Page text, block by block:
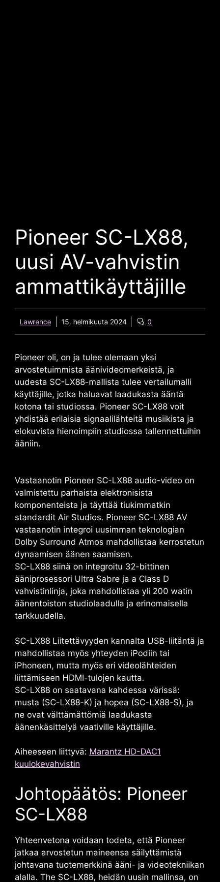
Pioneer SC-LX88,
uusi AV-vahvistin
ammattikäyttäjille
Lawrence 15. helmikuuta 2024 0
Pioneer oli, on ja tulee olemaan yksi
arvostetuimmista äänivideomerkeistä, ja
uudesta SC-LX88-mallista tulee vertailumalli
käyttäjille, jotka haluavat laadukasta ääntä
kotona tai studiossa. Pioneer SC-LX88 voit
yhdistää erilaisia ​​signaalilähteitä musiikista ja
elokuvista hienoimpiin studiossa tallennettuihin
ääniin.
Vastaanotin Pioneer SC-LX88 audio-video on
valmistettu parhaista elektronisista
komponenteista ja täyttää tiukimmatkin
standardit Air Studios. Pioneer SC-LX88 AV
vastaanotin integroi uusimman teknologian
Dolby Surround Atmos mahdollistaa kerrostetun
dynaamisen äänen saamisen.
SC-LX88 siinä on integroitu 32-bittinen
ääniprosessori Ultra Sabre ja a Class D
vahvistinlinja, joka mahdollistaa yli 200 watin
äänentoiston studiolaadulla ja erinomaisella
tarkkuudella.
SC-LX88 Liitettävyyden kannalta USB-liitäntä ja
mahdollistaa myös yhteyden iPodiin tai
iPhoneen, mutta myös eri videolähteiden
liittämiseen HDMI-tulojen kautta.
SC-LX88 on saatavana kahdessa värissä:
musta (SC-LX88-K) ja hopea (SC-LX88-S), ja
ne ovat välttämättömiä laadukasta
äänenkäsittelyä vaativille käyttäjille.
Aiheeseen liittyvä: Marantz HD-DAC1
kuulokevahvistin
Johtopäätös: Pioneer
SC-LX88
Yhteenvetona voidaan todeta, että Pioneer
jatkaa arvostetun maineensa säilyttämistä
johtavana tuotemerkkinä ääni- ja videotekniikan
alalla. The SC-LX88, heidän uusin mallinsa, on